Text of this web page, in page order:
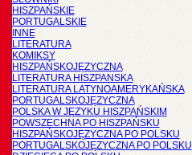
HISZPAŃSKIE
PORTUGALSKIE
INNE
LITERATURA
KOMIKSY
HISZPAŃSKOJĘZYCZNA
LITERATURA HISZPANSKA
LITERATURA LATYNOAMERYKAŃSKA
PORTUGALSKOJĘZYCZNA
POLSKA W JĘZYKU HISZPAŃSKIM
POWSZECHNA PO HISZPAŃSKU
HISZPAŃSKOJĘZYCZNA PO POLSKU
PORTUGALSKOJĘZYCZNA PO POLSKU